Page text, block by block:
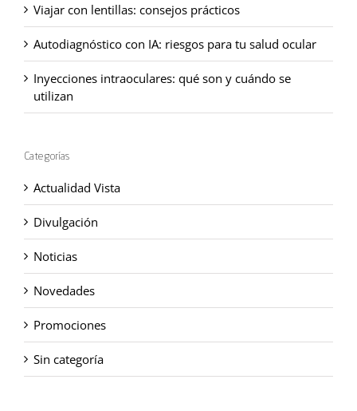
Viajar con lentillas: consejos prácticos
Autodiagnóstico con IA: riesgos para tu salud ocular
Inyecciones intraoculares: qué son y cuándo se
utilizan
Categorías
Actualidad Vista
Divulgación
Noticias
Novedades
Promociones
Sin categoría